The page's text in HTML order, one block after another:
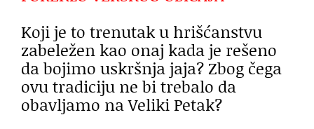
Koji je to trenutak u hrišćanstvu
zabeležen kao onaj kada je rešeno
da bojimo uskršnja jaja? Zbog čega
ovu tradiciju ne bi trebalo da
obavljamo na Veliki Petak?